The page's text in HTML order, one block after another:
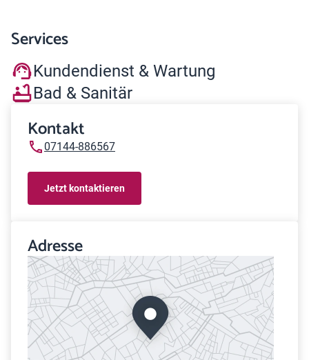
Services
Kundendienst & Wartung
Bad & Sanitär
Kontakt
07144-886567
Jetzt kontaktieren
Adresse